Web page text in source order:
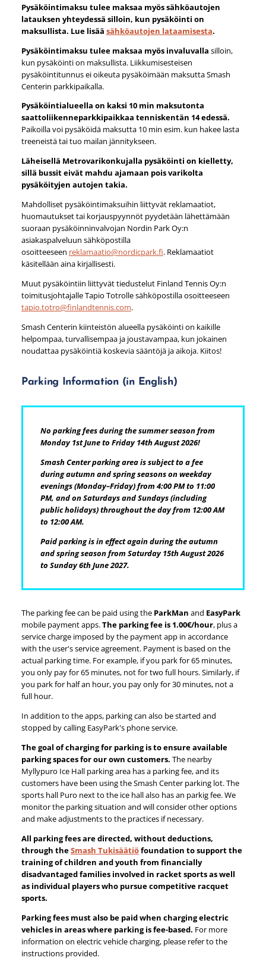
Pysäköintimaksu tulee maksaa myös sähköautojen
latauksen yhteydessä silloin, kun pysäköinti on
maksullista. Lue lisää sähköautojen lataamisesta.
Pysäköintimaksu tulee maksaa myös invaluvalla silloin,
kun pysäköinti on maksullista. Liikkumisesteisen
pysäköintitunnus ei oikeuta pysäköimään maksutta Smash
Centerin parkkipaikalla.
Pysäköintialueella on kaksi 10 min maksutonta
saattoliikenneparkkipaikkaa tenniskentän 14 edessä.
Paikoilla voi pysäköidä maksutta 10 min esim. kun hakee lasta
treeneistä tai tuo mailan jännitykseen.
Läheisellä Metrovarikonkujalla pysäköinti on kielletty,
sillä bussit eivät mahdu ajamaan pois varikolta
pysäköityjen autojen takia.
Mahdolliset pysäköintimaksuihin liittyvät reklamaatiot,
huomautukset tai korjauspyynnöt pyydetään lähettämään
suoraan pysäköinninvalvojan Nordin Park Oy:n
asiakaspalveluun sähköpostilla
osoitteeseen reklamaatio@nordicpark.fi. Reklamaatiot
käsitellään aina kirjallisesti.
Muut pysäköintiin liittyvät tiedustelut Finland Tennis Oy:n
toimitusjohtajalle Tapio Totrolle sähköpostilla osoitteeseen
tapio.totro@finlandtennis.com.
Smash Centerin kiinteistön alueella pysäköinti on kaikille
helpompaa, turvallisempaa ja joustavampaa, kun jokainen
noudattaa pysäköintiä koskevia sääntöjä ja aikoja. Kiitos!
Parking Information (in English)
No parking fees during the summer season from
Monday 1st June to Friday 14th August 2026!
Smash Center parking area is subject to a fee
during autumn and spring seasons on weekday
evenings (Monday–Friday) from 4:00 PM to 11:00
PM, and on Saturdays and Sundays (including
public holidays) throughout the day from 12:00 AM
to 12:00 AM.
Paid parking is in effect again during the autumn
and spring season from Saturday 15th August 2026
to Sunday 6th June 2027.
The parking fee can be paid using the ParkMan and EasyPark
mobile payment apps.The parking fee is 1.00€/hour, plus a
service charge imposed by the payment app in accordance
with the user's service agreement. Payment is based on the
actual parking time. For example, if you park for 65 minutes,
you only pay for 65 minutes, not for two full hours. Similarly, if
you park for half an hour, you pay only for 30 minutes, not a
full hour.
In addition to the apps, parking can also be started and
stopped by calling EasyPark's phone service.
The goal of charging for parking is to ensure available
parking spaces for our own customers. The nearby
Myllypuro Ice Hall parking area has a parking fee, and its
customers have been using the Smash Center parking lot. The
sports hall Puro next to the ice hall also has an parkig fee. We
monitor the parking situation and will consider other options
and make adjustments to the practices if necessary.
All parking fees are directed, without deductions,
through theSmash Tukisäätiöfoundation to support the
training of children and youth from financially
disadvantaged families involved in racket sports as well
as individual players who pursue competitive racquet
sports.
Parking fees must also be paid when charging electric
vehicles in areas where parking is fee-based. For more
information on electric vehicle charging, please refer to the
instructions provided.